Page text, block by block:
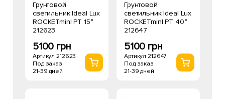
Грунтовой
светильник Ideal Lux
ROCKETminI PT 15°
212623
5100 грн
Артикул 212623
Под заказ
21-39 дней
Грунтовой
светильник Ideal Lux
ROCKETminI PT 40°
212647
5100 грн
Артикул 212647
Под заказ
21-39 дней